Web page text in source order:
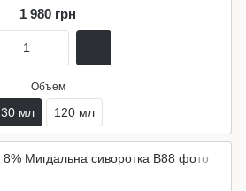
1 980 грн
Объем
30 мл 120 мл